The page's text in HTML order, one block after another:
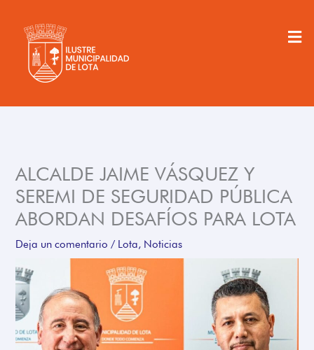
contenido
ALCALDE JAIME VÁSQUEZ Y
SEREMI DE SEGURIDAD PÚBLICA
ABORDAN DESAFÍOS PARA LOTA
Deja un comentario / Lota, Noticias